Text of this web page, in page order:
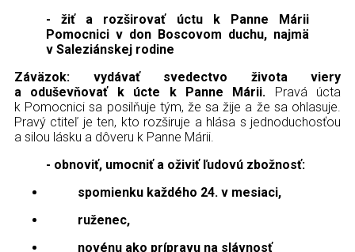
- žiť a rozširovať úctu k Panne Márii
Pomocnici v don Boscovom duchu, najmä
v Saleziánskej rodine
Záväzok: vydávať svedectvo života viery
a oduševňovať k úcte k Panne Márii. Pravá úcta
k Pomocnici sa posilňuje tým, že sa žije a že sa ohlasuje.
Pravý ctiteľ je ten, kto rozširuje a hlása s jednoduchosťou
a silou lásku a dôveru k Panne Márii.
- obnoviť, umocniť a oživiť ľudovú zbožnosť:
spomienku každého 24. v mesiaci,
ruženec,
novénu ako prípravu na slávnosť